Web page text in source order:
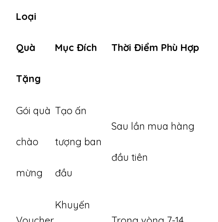
Loại
Quà
Tặng
Mục Đích Thời Điểm Phù Hợp
Gói quà
chào
mừng
Tạo ấn
tượng ban
đầu
Sau lần mua hàng
đầu tiên
Khuyến